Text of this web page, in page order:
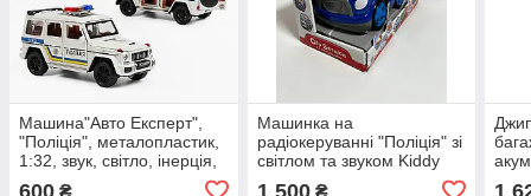
Машина"Авто Експерт",
"Поліція", металопластик,
1:32, звук, світло, інерція,
600 ₴
Машинка на
радіокеруванні "Поліція" зі
світлом та звуком Kiddy
1 500₴ 1